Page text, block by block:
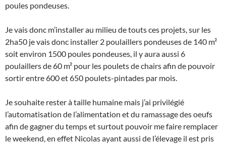
poules pondeuses.
Je vais donc m’installer au milieu de touts ces projets, sur les
2ha50 je vais donc installer 2 poulaillers pondeuses de 140 m²
soit environ 1500 poules pondeuses, il y aura aussi 6
poulaillers de 60 m² pour les poulets de chairs afin de pouvoir
sortir entre 600 et 650 poulets-pintades par mois.
Je souhaite rester à taille humaine mais j’ai privilégié
l’automatisation de l’alimentation et du ramassage des oeufs
afin de gagner du temps et surtout pouvoir me faire remplacer
le weekend, en effet Nicolas ayant aussi de l’élevage il est pris